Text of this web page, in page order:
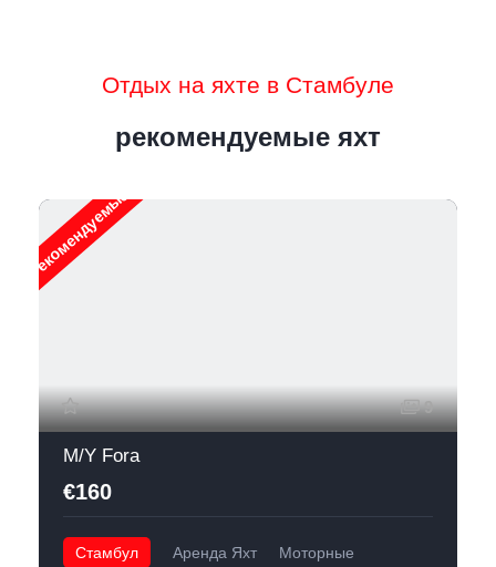
Отдых на яхте в Стамбуле
рекомендуемые яхт
Рекомендуемые
9
M/Y Fora
€160
Стамбул Аренда Яхт Моторные